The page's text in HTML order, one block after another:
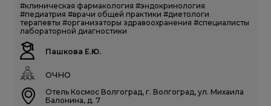
#клиническая фармакология #эндокринология
#педиатрия #врачи общей практики #диетологи
терапевты #организаторы здравоохранения #специалисты
лабораторной диагностики
Пашкова Е.Ю.
ОЧНО
Отель Космос Волгоград, г. Волгоград, ул. Михаила
Балонина, д. 7